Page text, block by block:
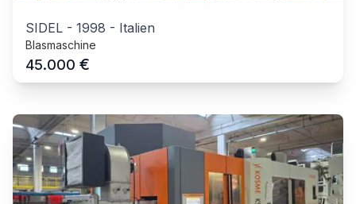
SIDEL - 1998 - Italien
Blasmaschine
45.000 €